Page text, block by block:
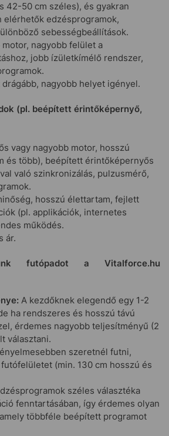
42-50 cm széles), és gyakran
elérhetők edzésprogramok,
sebességbeállítások.
motor, nagyobb felület a
jobb ízületkímélő rendszer,
nagyobb helyet igényel.
(pl. beépített érintőképernyő,
vagy nagyobb motor, hosszú
és több), beépített érintőképernyős
való szinkronizálás, pulzusmérő,
hosszú élettartam, fejlett
(pl. applikációk, internetes
működés.
ár.
futópadot a Vitalforce.hu
A kezdőknek elegendő egy 1-2
ha rendszeres és hosszú távú
érdemes nagyobb teljesítményű (2
választani.
szeretnél futni,
(min. 130 cm hosszú és
széles választéka
fenntartásában, így érdemes olyan
többféle beépített programot